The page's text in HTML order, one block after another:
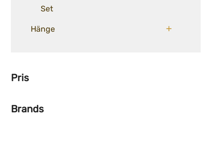
Set
Hänge
Pris
Brands